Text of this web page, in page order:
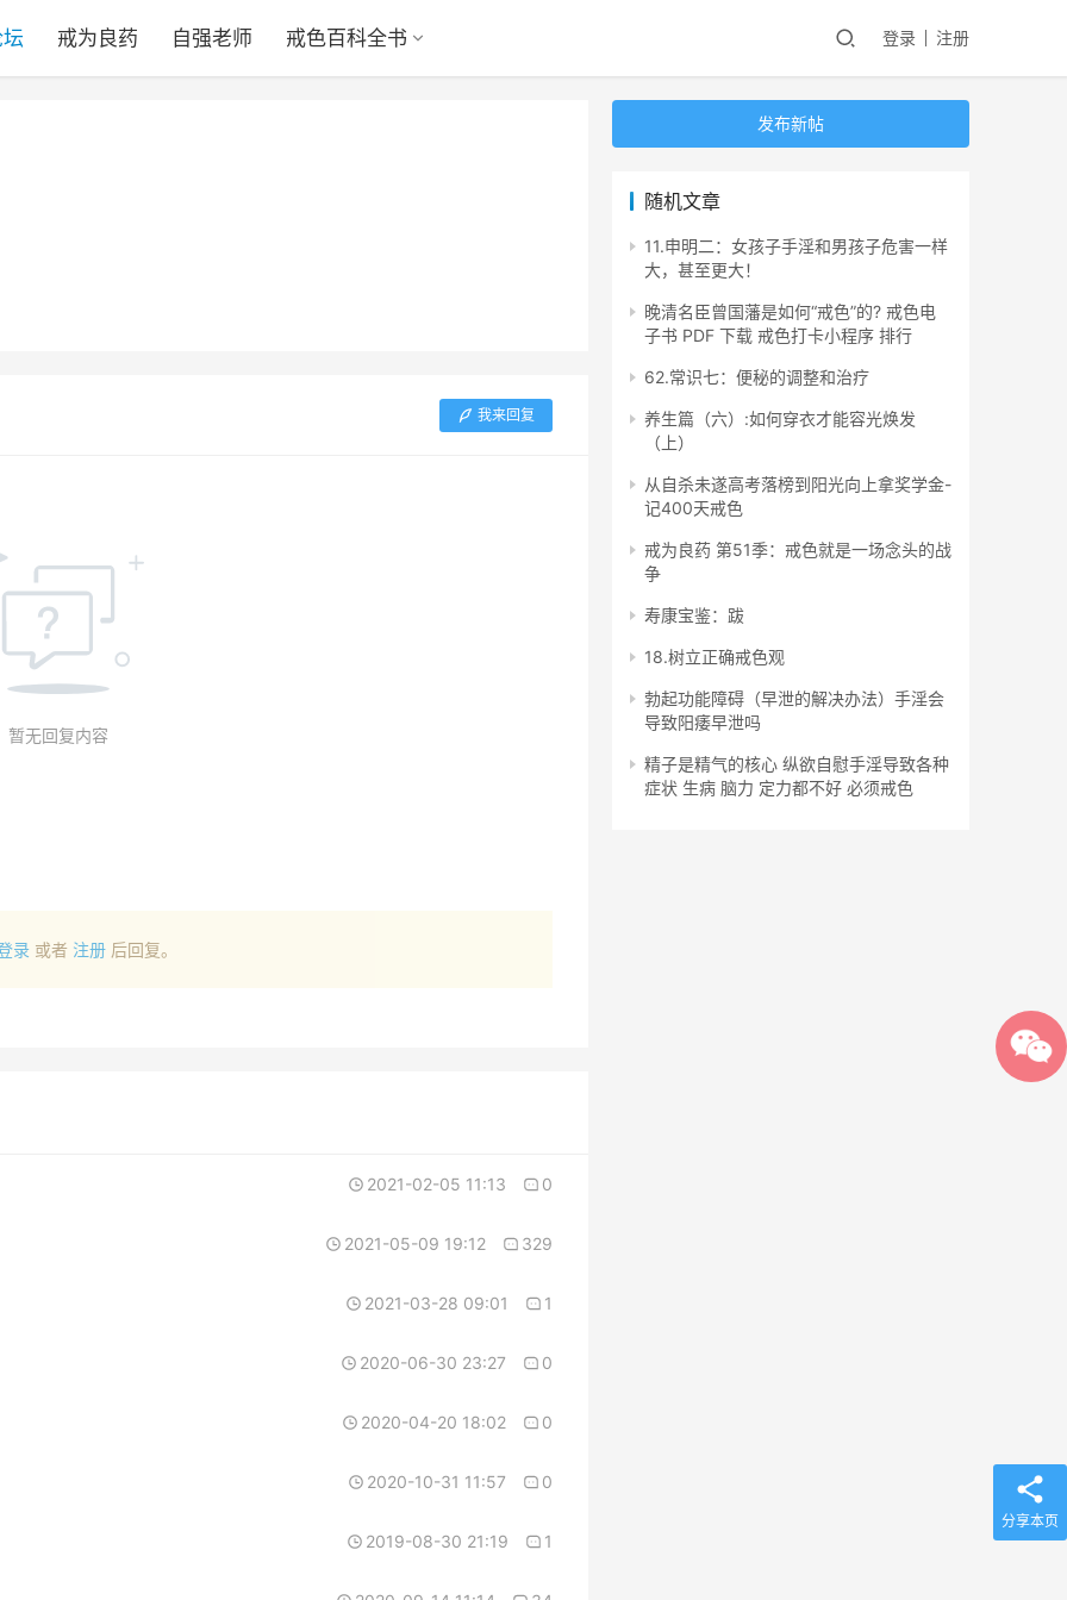
戒为良药 自强老师 戒色百科全书 登录 注册
我来回复
暂无回复内容
录 或者 注册 后回复。
2021-02-05 11:13 0
2021-05-09 19:12 329
2021-03-28 09:01 1
2020-06-30 23:27 0
2020-04-20 18:02 0
2020-10-31 11:57 0
2019-08-30 21:19 1
发布新帖
随机文章
11.申明二：女孩子手淫和男孩子危害一样
大，甚至更大！
晚清名臣曾国藩是如何“戒色”的? 戒色电
子书 PDF 下载 戒色打卡小程序 排行
62.常识七：便秘的调整和治疗
养生篇（六）:如何穿衣才能容光焕发
（上）
从自杀未遂高考落榜到阳光向上拿奖学金-
记400天戒色
戒为良药 第51季：戒色就是一场念头的战
争
寿康宝鉴：跋
18.树立正确戒色观
勃起功能障碍（早泄的解决办法）手淫会
导致阳痿早泄吗
精子是精气的核心 纵欲自慰手淫导致各种
症状 生病 脑力 定力都不好 必须戒色
分享本页